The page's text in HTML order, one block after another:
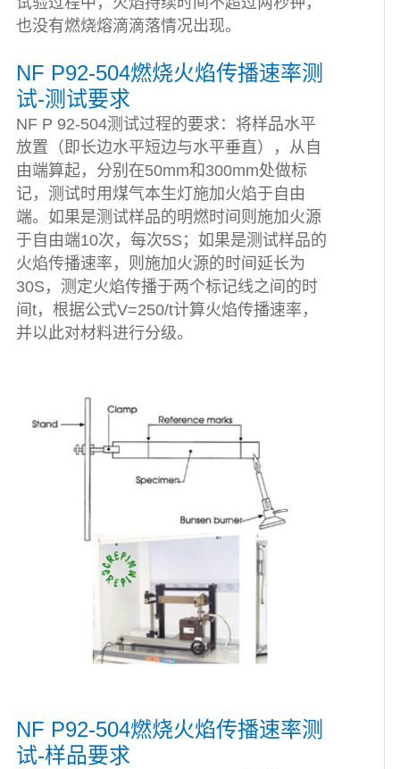
也没有燃烧熔滴滴落情况出现。
NF P92-504燃烧火焰传播速率测
试-测试要求
NF P 92-504测试过程的要求：将样品水平
放置（即长边水平短边与水平垂直），从自
由端算起，分别在50mm和300mm处做标
记，测试时用煤气本生灯施加火焰于自由
端。如果是测试样品的明燃时间则施加火源
于自由端10次，每次5S；如果是测试样品的
火焰传播速率，则施加火源的时间延长为
30S，测定火焰传播于两个标记线之间的时
间t，根据公式V=250/t计算火焰传播速率，
并以此对材料进行分级。
NF P92-504燃烧火焰传播速率测
试-样品要求